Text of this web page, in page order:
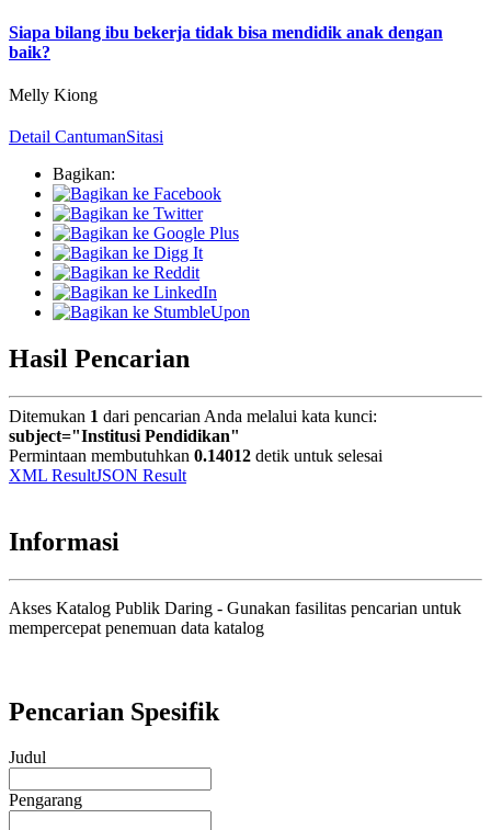
Siapa bilang ibu bekerja tidak bisa mendidik anak dengan
baik?
Melly Kiong
Detail CantumanSitasi
Bagikan:
Hasil Pencarian
Ditemukan 1 dari pencarian Anda melalui kata kunci:
subject="Institusi Pendidikan"
Permintaan membutuhkan 0.14012 detik untuk selesai
XML ResultJSON Result
Informasi
Akses Katalog Publik Daring - Gunakan fasilitas pencarian untuk
mempercepat penemuan data katalog
Pencarian Spesifik
Judul
Pengarang